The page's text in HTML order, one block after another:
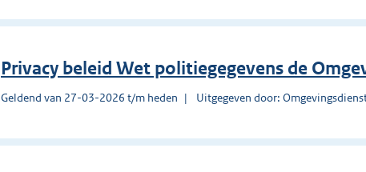
Privacy beleid Wet politiegegevens de
Geldend van 27-03-2026 t/m heden Uitgegeven door: